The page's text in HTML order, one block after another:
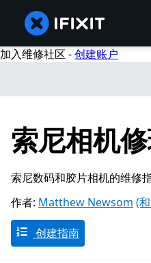
加入维修社区 -创建账户
索尼相机
索尼数码和胶片相机的维修指
作者: Matthew Newsom (
创建指南